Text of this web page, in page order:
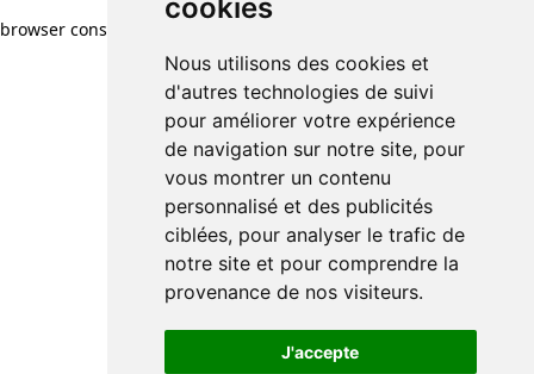
cookies
Nous utilisons des cookies et
d'autres technologies de suivi
pour améliorer votre expérience
de navigation sur notre site, pour
vous montrer un contenu
personnalisé et des publicités
ciblées, pour analyser le trafic de
notre site et pour comprendre la
provenance de nos visiteurs.
J'accepte
browser console for more information)